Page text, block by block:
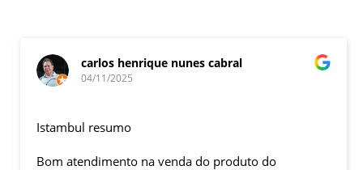
carlos henrique nunes cabral
04/11/2025
Istambul resumo
Bom atendimento na venda do produto do